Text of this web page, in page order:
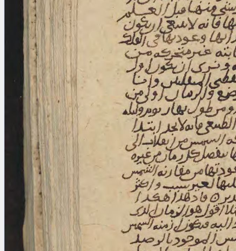
(the underscore) is the placeholder
for exactly one character.
(the percent sign) is the
placeholder for no, one or more
than one character.
%%
(two percent signs) is the
placeholder for no, one or more
than one character, but not for
blank space (so that a search ends
at word boundaries).
Start
Project
Team
News
Jobs
Publications
Conference
Arabic Works
Arabic Manuscripts
Latin Works
Latin Manuscripts
Latin Early Prints
Images